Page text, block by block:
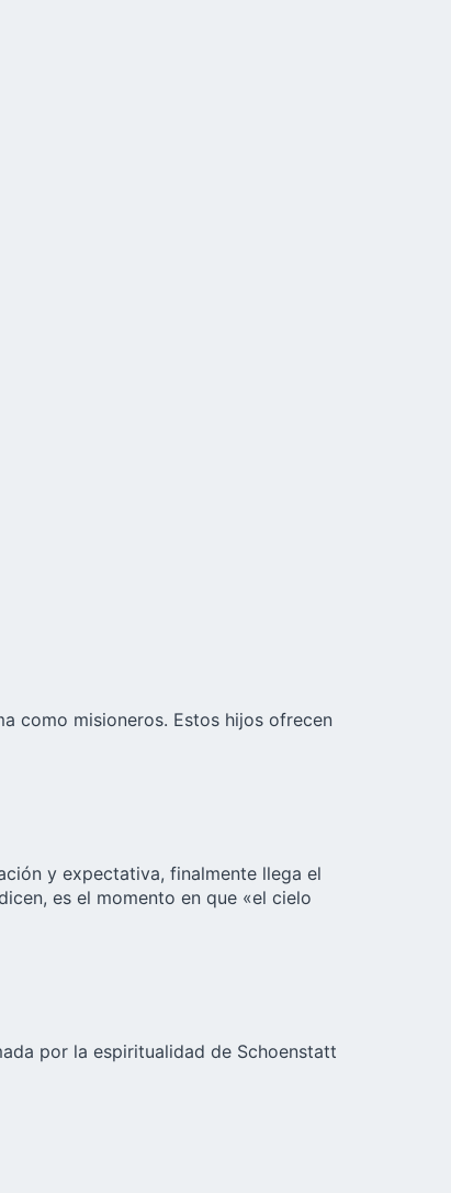
como misioneros. Estos hijos ofrecen
y expectativa, finalmente llega el
es el momento en que «el cielo
por la espiritualidad de Schoenstatt